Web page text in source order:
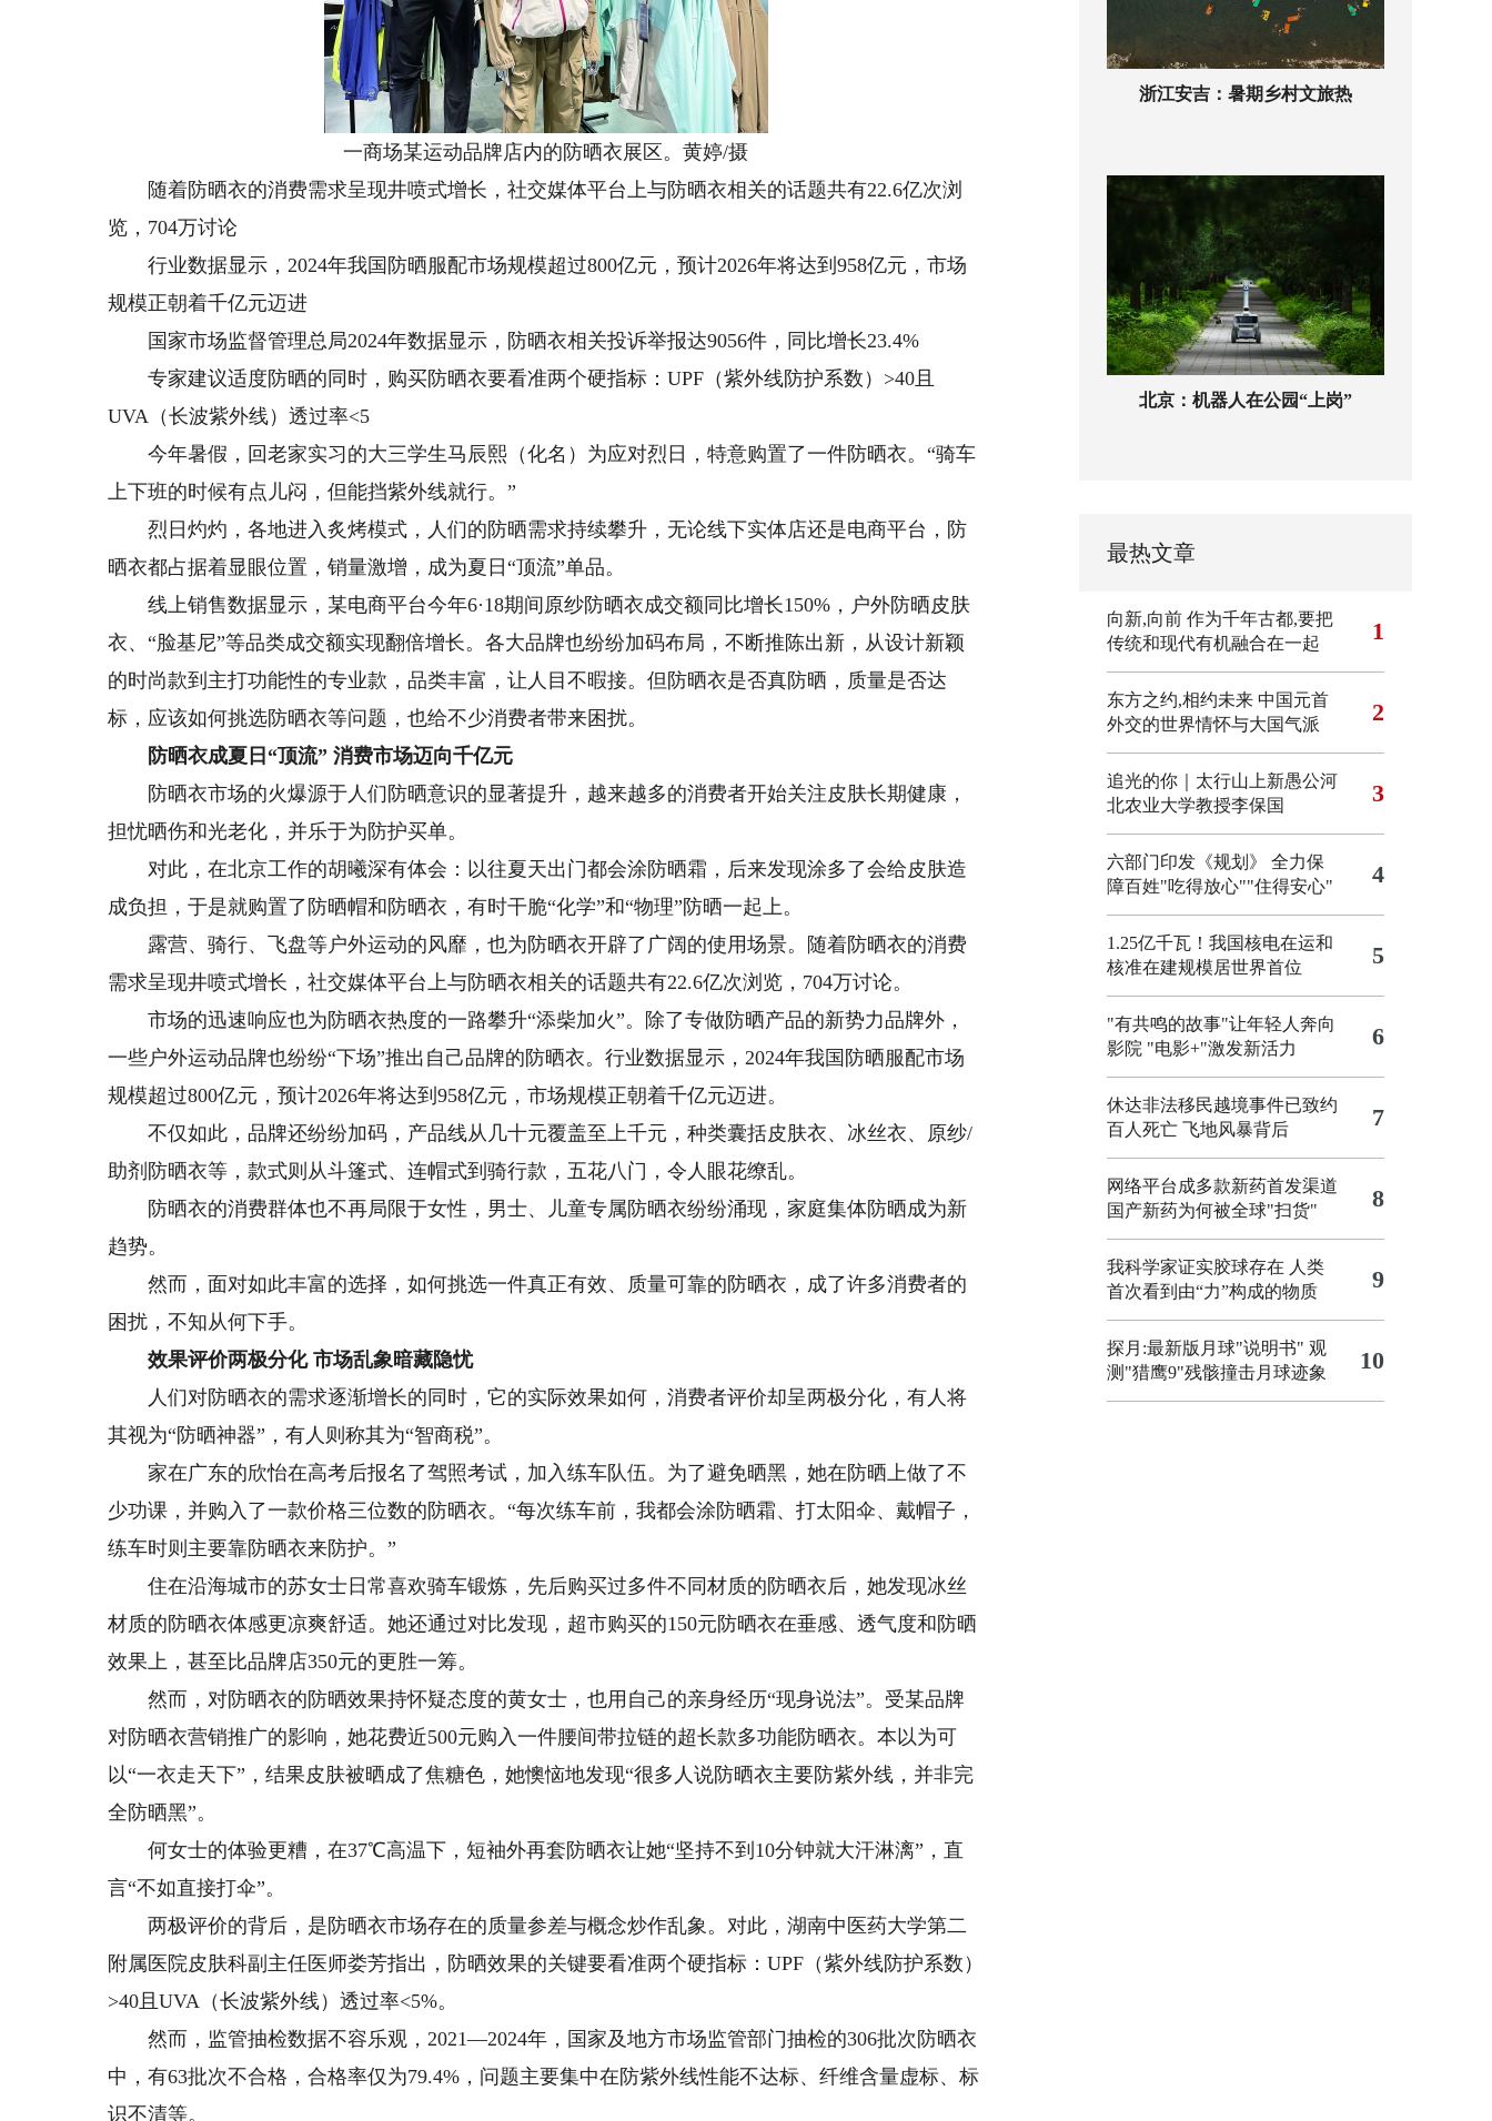
一商场某运动品牌店内的防晒衣展区。黄婷/摄
随着防晒衣的消费需求呈现井喷式增长，社交媒体平台上与防晒衣相关的话题共有22.6亿次浏
览，704万讨论
行业数据显示，2024年我国防晒服配市场规模超过800亿元，预计2026年将达到958亿元，市场
规模正朝着千亿元迈进
国家市场监督管理总局2024年数据显示，防晒衣相关投诉举报达9056件，同比增长23.4%
专家建议适度防晒的同时，购买防晒衣要看准两个硬指标：UPF（紫外线防护系数）>40且
UVA（长波紫外线）透过率<5
今年暑假，回老家实习的大三学生马辰熙（化名）为应对烈日，特意购置了一件防晒衣。“骑车
上下班的时候有点儿闷，但能挡紫外线就行。”
烈日灼灼，各地进入炙烤模式，人们的防晒需求持续攀升，无论线下实体店还是电商平台，防
晒衣都占据着显眼位置，销量激增，成为夏日“顶流”单品。
线上销售数据显示，某电商平台今年6·18期间原纱防晒衣成交额同比增长150%，户外防晒皮肤
衣、“脸基尼”等品类成交额实现翻倍增长。各大品牌也纷纷加码布局，不断推陈出新，从设计新颖
的时尚款到主打功能性的专业款，品类丰富，让人目不暇接。但防晒衣是否真防晒，质量是否达
标，应该如何挑选防晒衣等问题，也给不少消费者带来困扰。
防晒衣成夏日“顶流” 消费市场迈向千亿元
防晒衣市场的火爆源于人们防晒意识的显著提升，越来越多的消费者开始关注皮肤长期健康，
担忧晒伤和光老化，并乐于为防护买单。
对此，在北京工作的胡曦深有体会：以往夏天出门都会涂防晒霜，后来发现涂多了会给皮肤造
成负担，于是就购置了防晒帽和防晒衣，有时干脆“化学”和“物理”防晒一起上。
露营、骑行、飞盘等户外运动的风靡，也为防晒衣开辟了广阔的使用场景。随着防晒衣的消费
需求呈现井喷式增长，社交媒体平台上与防晒衣相关的话题共有22.6亿次浏览，704万讨论。
市场的迅速响应也为防晒衣热度的一路攀升“添柴加火”。除了专做防晒产品的新势力品牌外，
一些户外运动品牌也纷纷“下场”推出自己品牌的防晒衣。行业数据显示，2024年我国防晒服配市场
规模超过800亿元，预计2026年将达到958亿元，市场规模正朝着千亿元迈进。
不仅如此，品牌还纷纷加码，产品线从几十元覆盖至上千元，种类囊括皮肤衣、冰丝衣、原纱/
助剂防晒衣等，款式则从斗篷式、连帽式到骑行款，五花八门，令人眼花缭乱。
防晒衣的消费群体也不再局限于女性，男士、儿童专属防晒衣纷纷涌现，家庭集体防晒成为新
趋势。
然而，面对如此丰富的选择，如何挑选一件真正有效、质量可靠的防晒衣，成了许多消费者的
困扰，不知从何下手。
效果评价两极分化 市场乱象暗藏隐忧
人们对防晒衣的需求逐渐增长的同时，它的实际效果如何，消费者评价却呈两极分化，有人将
其视为“防晒神器”，有人则称其为“智商税”。
家在广东的欣怡在高考后报名了驾照考试，加入练车队伍。为了避免晒黑，她在防晒上做了不
少功课，并购入了一款价格三位数的防晒衣。“每次练车前，我都会涂防晒霜、打太阳伞、戴帽子，
练车时则主要靠防晒衣来防护。”
住在沿海城市的苏女士日常喜欢骑车锻炼，先后购买过多件不同材质的防晒衣后，她发现冰丝
材质的防晒衣体感更凉爽舒适。她还通过对比发现，超市购买的150元防晒衣在垂感、透气度和防晒
效果上，甚至比品牌店350元的更胜一筹。
然而，对防晒衣的防晒效果持怀疑态度的黄女士，也用自己的亲身经历“现身说法”。受某品牌
对防晒衣营销推广的影响，她花费近500元购入一件腰间带拉链的超长款多功能防晒衣。本以为可
以“一衣走天下”，结果皮肤被晒成了焦糖色，她懊恼地发现“很多人说防晒衣主要防紫外线，并非完
全防晒黑”。
何女士的体验更糟，在37℃高温下，短袖外再套防晒衣让她“坚持不到10分钟就大汗淋漓”，直
言“不如直接打伞”。
两极评价的背后，是防晒衣市场存在的质量参差与概念炒作乱象。对此，湖南中医药大学第二
附属医院皮肤科副主任医师娄芳指出，防晒效果的关键要看准两个硬指标：UPF（紫外线防护系数）
>40且UVA（长波紫外线）透过率<5%。
然而，监管抽检数据不容乐观，2021—2024年，国家及地方市场监管部门抽检的306批次防晒衣
中，有63批次不合格，合格率仅为79.4%，问题主要集中在防紫外线性能不达标、纤维含量虚标、标
识不清等。
浙江安吉：暑期乡村文旅热
北京：机器人在公园“上岗”
最热文章
向新,向前 作为千年古都,要把
传统和现代有机融合在一起
1
东方之约,相约未来 中国元首
外交的世界情怀与大国气派
2
追光的你｜太行山上新愚公河
北农业大学教授李保国
3
六部门印发《规划》 全力保
障百姓"吃得放心""住得安心"
4
1.25亿千瓦！我国核电在运和
核准在建规模居世界首位
5
"有共鸣的故事"让年轻人奔向
影院 "电影+"激发新活力 6
休达非法移民越境事件已致约
百人死亡 飞地风暴背后 7
网络平台成多款新药首发渠道
国产新药为何被全球"扫货"
8
我科学家证实胶球存在 人类
首次看到由“力”构成的物质
9
探月:最新版月球"说明书" 观
测"猎鹰9"残骸撞击月球迹象
10